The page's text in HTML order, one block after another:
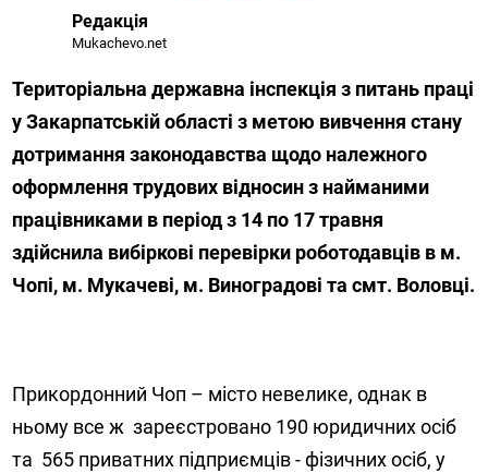
Редакція
Mukachevo.net
Територіальна державна інспекція з питань праці
у Закарпатській області з метою вивчення стану
дотримання законодавства щодо належного
оформлення трудових відносин з найманими
працівниками в період з 14 по 17 травня
здійснила вибіркові перевірки роботодавців в м.
Чопі, м. Мукачеві, м. Виноградові та смт. Воловці.
Прикордонний Чоп – місто невелике, однак в
ньому все ж зареєстровано 190 юридичних осіб
та 565 приватних підприємців - фізичних осіб, у